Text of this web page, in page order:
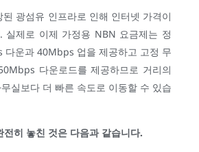
광섬유 인프라로 인해 인터넷 가격이
실제로 이제 가정용 NBN 요금제는 정
다운과 40Mbps 업을 제공하고 고정 무
다운로드를 제공하므로 거리의
실보다 더 빠른 속도로 이동할 수 있습
전히 놓친 것은 다음과 같습니다.